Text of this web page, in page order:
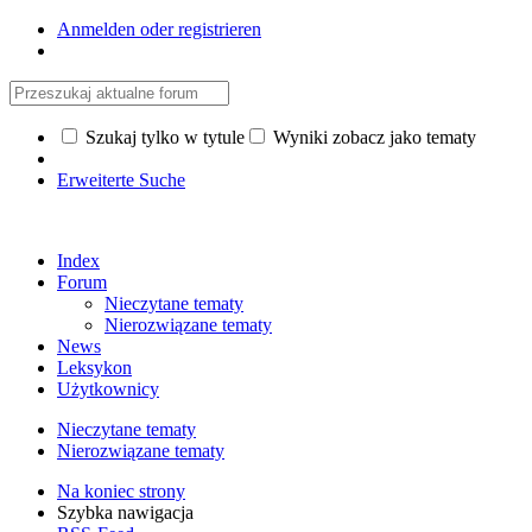
Anmelden oder registrieren
Szukaj tylko w tytule Wyniki zobacz jako tematy
Erweiterte Suche
Index
Forum
Nieczytane tematy
Nierozwiązane tematy
News
Leksykon
Użytkownicy
Nieczytane tematy
Nierozwiązane tematy
Na koniec strony
Szybka nawigacja